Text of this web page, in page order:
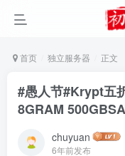
首页 独立服务器 正文
#愚人节#Krypt五
8GRAM
chuyuan
6年前发布